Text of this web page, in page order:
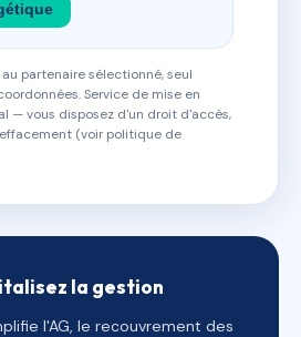
partenaire sélectionné, seul
Service de mise en
— vous disposez d'un droit d'accès,
(voir politique de
la gestion
l'AG, le recouvrement des